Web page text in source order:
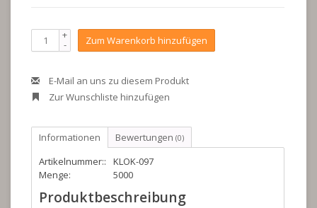
+
- Zum Warenkorb hinzufügen
E-Mail an uns zu diesem Produkt
Zur Wunschliste hinzufügen
Informationen Bewertungen (0)
Artikelnummer::
KLOK-097
Menge:
5000
Produktbeschreibung